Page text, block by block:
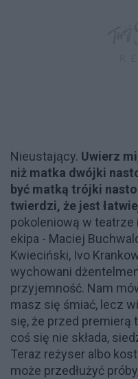
Nieustający. Uwierz
niż matka dwójki
być matką trójki
twierdzi, że jest
pokoleniową w teatrze
ekipa - Maciej
Kwieciński, Ivo
wychowani
przyjemność. Nam
masz się śmiać, lecz
się, że przed premierą
coś się nie składa,
Teraz reżyser albo
może przedłużyć